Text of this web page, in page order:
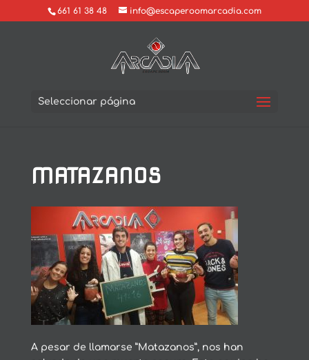
661 61 38 48 info@escaperoomarcadia.com
Seleccionar página
MATAZANOS
A pesar de llamarse ”Matazanos”, nos han